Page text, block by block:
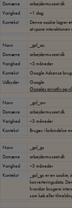
Domæne
arbejdermuseet.dk
Varighed
~1 dag
Kontekst
Denne cookie lagrer
at spore interaktionen
Navn
_gcl_au
Domæne
arbejdermuseet.dk
Varighed
~3 måneder
Kontekst
Google Adsense
Udbyder
Google
Googles privatliv og
Navn
_gcl_aw
Domæne
arbejdermuseet.dk
Varighed
~3 måneder
Kontekst
Bruges i forbindelse
Navn
_gcl_gs
Domæne
arbejdermuseet.dk
Varighed
~3 måneder
Kontekst
_gcl_gs er en
konverteringsdata.
hvordan brugere
som køb eller